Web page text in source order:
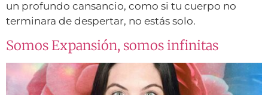
un profundo cansancio, como si tu cuerpo no
terminara de despertar, no estás solo.
Somos Expansión, somos infinitas